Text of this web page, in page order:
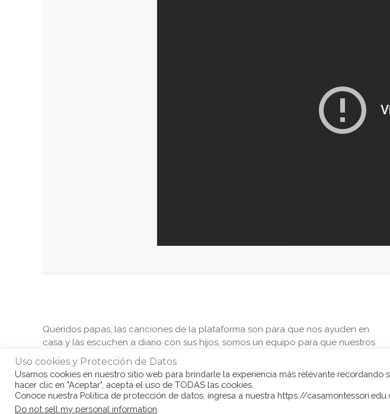
Queridos papas, las canciones de la plataforma son para que nos ayuden en
casa y las escuchen a diario con sus hijos, somos un equipo para que nuestros
tesoros adquieran las competencias bilingües que todos deseamos.
Uso cookies y Protección de Datos
Usamos cookies en nuestro sitio web para brindarle la experiencia más relevante recordando
hacer clic en "Aceptar", acepta el uso de TODAS las cookies.
Conoce nuestra Politica de protección de datos, ingresa a nuestra https://
Do not sell my personal information